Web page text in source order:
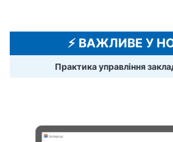
⚡️ ВАЖЛИВЕ У
Практика управління